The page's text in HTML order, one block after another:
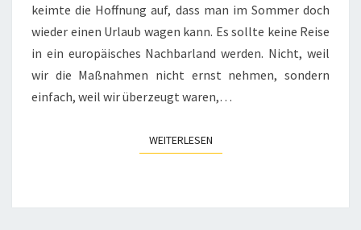
keimte die Hoffnung auf, dass man im Sommer doch
wieder einen Urlaub wagen kann. Es sollte keine Reise
in ein europäisches Nachbarland werden. Nicht, weil
wir die Maßnahmen nicht ernst nehmen, sondern
einfach, weil wir überzeugt waren,…
WEITERLESENWEITERLESEN